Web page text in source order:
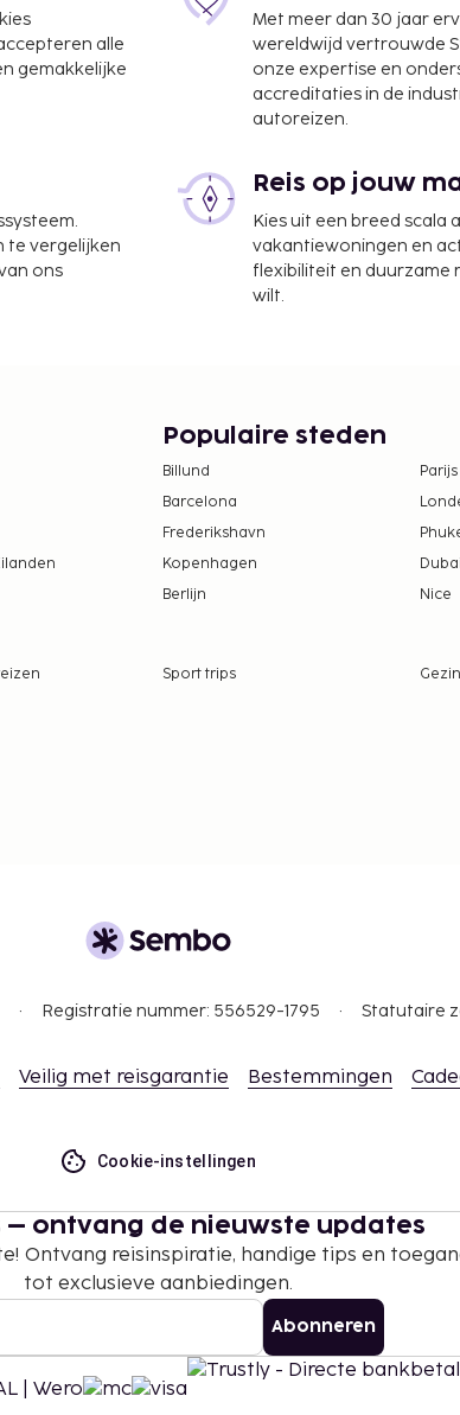
alle
gemakkelijke
Met meer dan 30 jaar
wereldwijd vertrouwde
onze expertise en
accreditaties in de
autoreizen.
te vergelijken
ons
Reis op jouw
Kies uit een breed scala
vakantiewoningen en
flexibiliteit en duurzame
wilt.
Populaire steden
Billund Parijs
Barcelona
Frederikshavn
Kopenhagen
Dubai
Berlijn
Nice
Sport trips
Registratie nummer: 556529-1795 Statutaire
Veilig met reisgarantie Bestemmingen
Cookie-instellingen
– ontvang de nieuwste updates
Ontvang reisinspiratie, handige tips en
tot exclusieve aanbiedingen.
Abonneren